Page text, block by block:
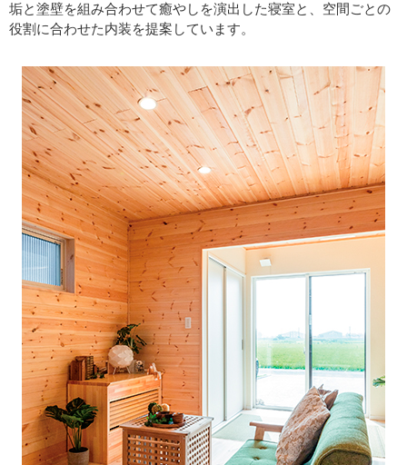
垢と塗壁を組み合わせて癒やしを演出した寝室と、空間ごとの
役割に合わせた内装を提案しています。